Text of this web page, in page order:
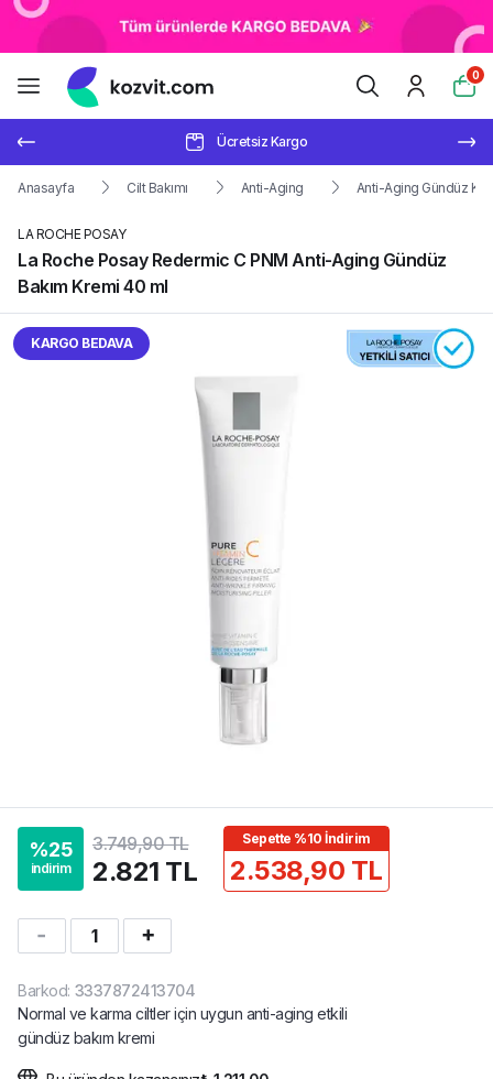
0
Ücretsiz Kargo
Anasayfa Cilt Bakımı Anti-Aging Anti-Aging Gündüz
LA ROCHE POSAY
La Roche Posay Redermic C PNM Anti-Aging Gündüz
Bakım Kremi 40 ml
KARGO BEDAVA
%25
indirim
3.749,90 TL
2.821 TL
Sepette %10 İndirim
2.538,90 TL
1
Barkod: 3337872413704
Normal ve karma ciltler için uygun anti-aging etkili
gündüz bakım kremi